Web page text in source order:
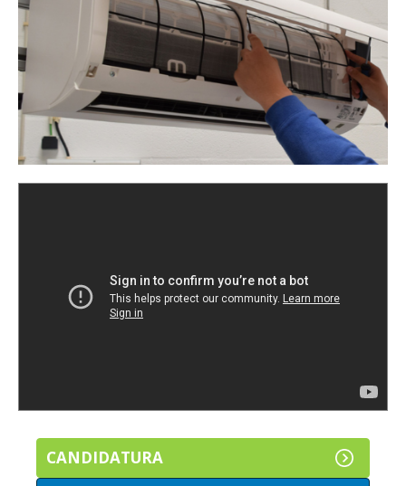
CANDIDATURA